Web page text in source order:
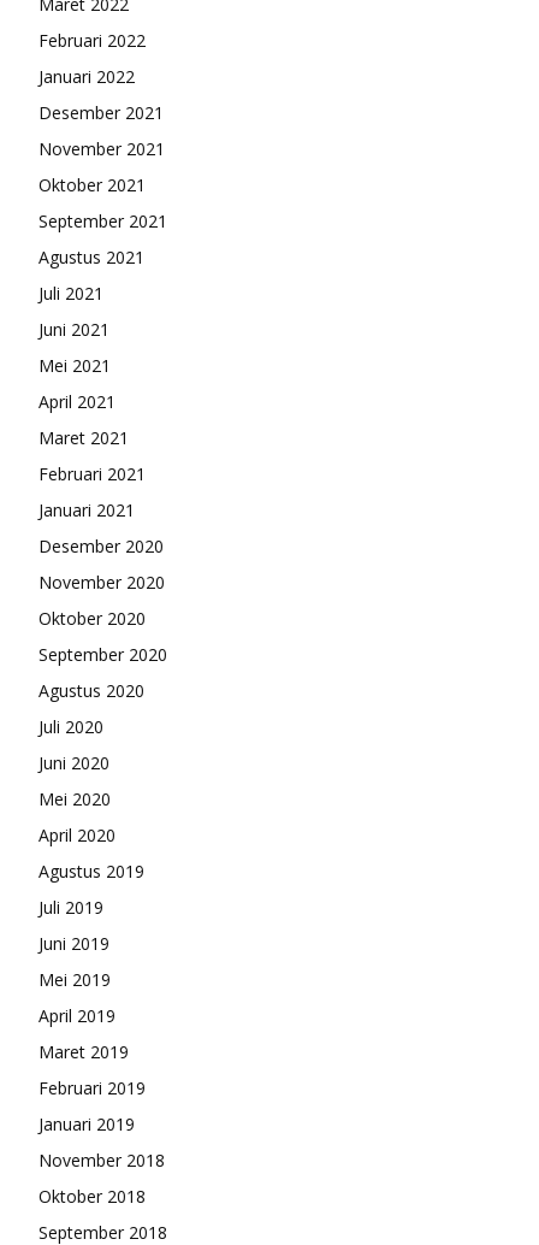
Februari 2022
Januari 2022
Desember 2021
November 2021
Oktober 2021
September 2021
Agustus 2021
Juli 2021
Juni 2021
Mei 2021
April 2021
Maret 2021
Februari 2021
Januari 2021
Desember 2020
November 2020
Oktober 2020
September 2020
Agustus 2020
Juli 2020
Juni 2020
Mei 2020
April 2020
Agustus 2019
Juli 2019
Juni 2019
Mei 2019
April 2019
Maret 2019
Februari 2019
Januari 2019
November 2018
Oktober 2018
September 2018